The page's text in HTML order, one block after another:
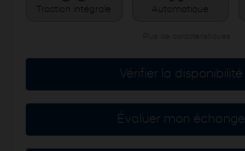
Traction intégrale Automatique
Vérifier la disponibilité
Évaluer mon échange